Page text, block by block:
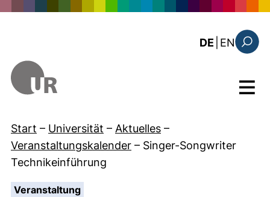
DE EN: the
Menü
Start – Universität – Aktuelles –
Veranstaltungskalender – Singer-Songwriter
Technikeinführung
Veranstaltung: